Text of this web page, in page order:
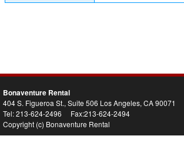
Bonaventure Rental
404 S. Figueroa St., Suite 506 Los Angeles, CA 90071
Tel: 213-624-2496 Fax:213-624-2494
Copyright (c) Bonaventure Rental